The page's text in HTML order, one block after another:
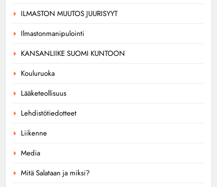
ILMASTON MUUTOS JUURISYYT
Ilmastonmanipulointi
KANSANLIIKE SUOMI KUNTOON
Kouluruoka
Lääketeollisuus
Lehdistötiedotteet
Liikenne
Media
Mitä Salataan ja miksi?